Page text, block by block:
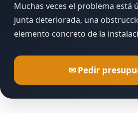
Muchas veces el problema está
junta deteriorada, una
elemento concreto de la
✉ Pedir